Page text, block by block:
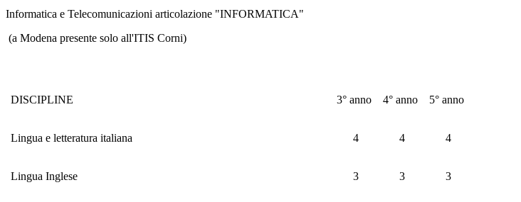
Informatica e Telecomunicazioni articolazione "INFORMATICA"
(a Modena presente solo all'ITIS Corni)
DISCIPLINE 3° anno 4° anno 5° anno
Lingua e letteratura italiana 4 4 4
Lingua Inglese 3 3 3